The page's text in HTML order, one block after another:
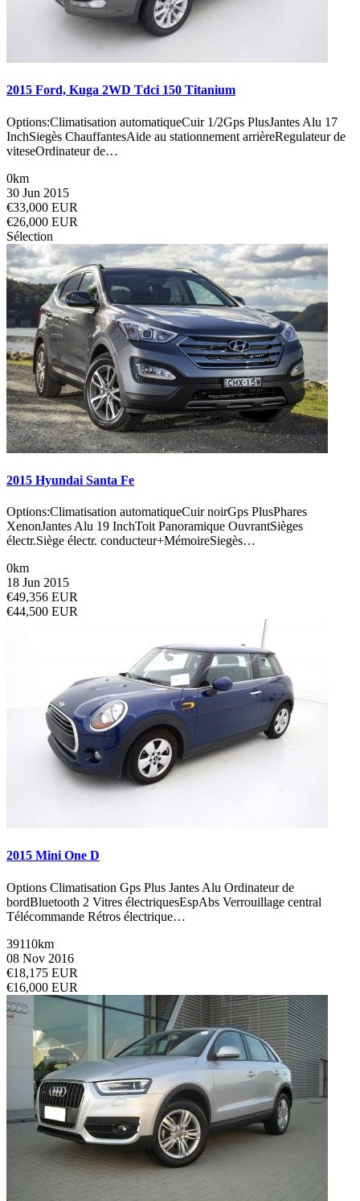
2015 Ford, Kuga 2WD Tdci 150 Titanium
Options:Climatisation automatiqueCuir 1/2Gps PlusJantes Alu 17
InchSiegès ChauffantesAide au stationnement arrièreRegulateur de
viteseOrdinateur de…
0km
30 Jun 2015
€33,000 EUR
€26,000 EUR
Sélection
2015 Hyundai Santa Fe
Options:Climatisation automatiqueCuir noirGps PlusPhares
XenonJantes Alu 19 InchToit Panoramique OuvrantSièges
électr.Siège électr. conducteur+MémoireSiegès…
0km
18 Jun 2015
€49,356 EUR
€44,500 EUR
2015 Mini One D
Options Climatisation Gps Plus Jantes Alu Ordinateur de
bordBluetooth 2 Vitres électriquesEspAbs Verrouillage central
Télécommande Rétros électrique…
39110km
08 Nov 2016
€18,175 EUR
€16,000 EUR